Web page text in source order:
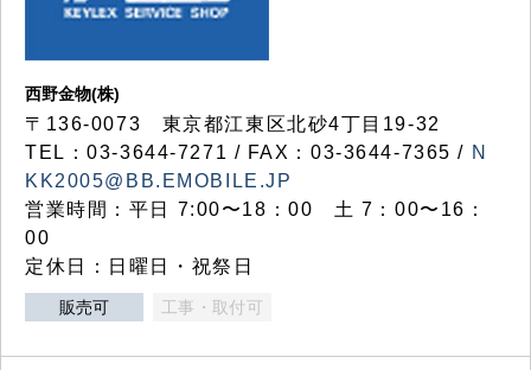
西野金物(株)
〒136-0073 東京都江東区北砂4丁目19-32
TEL：03‐3644‐7271 / FAX：03-3644-7365 / N
KK2005@BB.EMOBILE.JP
営業時間：平日 7:00〜18：00 土 7：00〜16：
00
定休日：日曜日・祝祭日
販売可 工事・取付可